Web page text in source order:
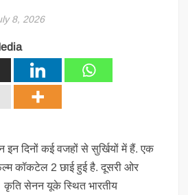
8, 2026
इन दिनों कई वजहों से सुर्खियों में हैं. एक
कॉकटेल 2 छाई हुई है. दूसरी ओर
कृति सेनन यूके स्थित भारतीय